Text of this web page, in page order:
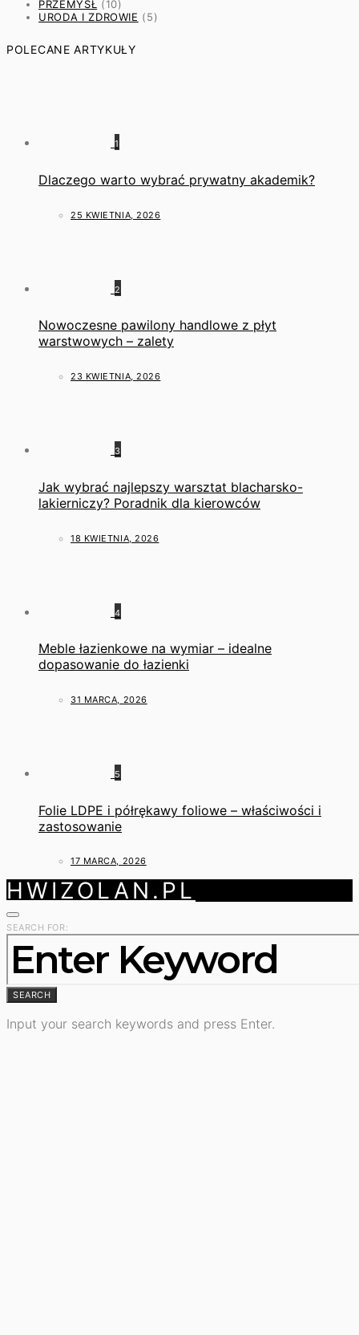
PRZEMYSŁ (10)
URODA I ZDROWIE (5)
POLECANE ARTYKUŁY
1
Dlaczego warto wybrać prywatny akademik?
25 KWIETNIA, 2026
2
Nowoczesne pawilony handlowe z płyt
warstwowych – zalety
23 KWIETNIA, 2026
3
Jak wybrać najlepszy warsztat blacharsko-
lakierniczy? Poradnik dla kierowców
18 KWIETNIA, 2026
4
Meble łazienkowe na wymiar – idealne
dopasowanie do łazienki
31 MARCA, 2026
5
Folie LDPE i półrękawy foliowe – właściwości i
zastosowanie
17 MARCA, 2026
HWIZOLAN.PL
SEARCH FOR:
SEARCH
Input your search keywords and press Enter.